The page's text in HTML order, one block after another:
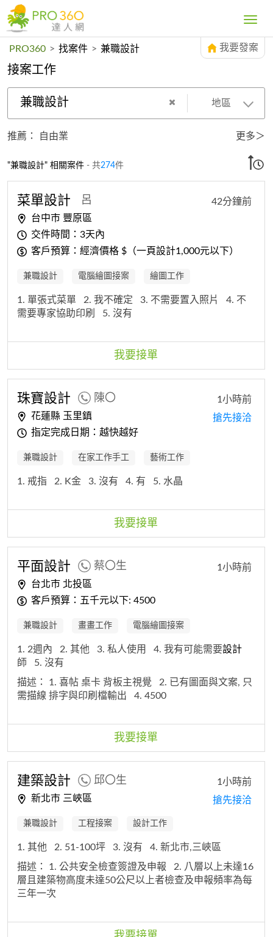
Toggle
PRO360 > 找案件 > 兼職設計 我要發案
接案工作
兼職設計 地區
推薦： 自由業 更多＞
"兼職設計" 相關案件 - 共274件
菜單設計 呂
台中市 豐原區
交件時間：3天內
客戶預算：經濟價格 $（一頁設計1,000元以下）
42分鐘前
兼職設計 電腦繪圖接案 繪圖工作
1. 單張式菜單 2. 我不確定 3. 不需要置入照片
4. 不
需要專家協助印刷
5. 沒有
我要接單
珠寶設計 陳〇
花蓮縣 玉里鎮
指定完成日期：越快越好
1小時前
搶先接洽
兼職設計 在家工作手工 藝術工作
1. 戒指 2. K金 3. 沒有 4. 有 5. 水晶
我要接單
平面設計 蔡〇生
台北市 北投區
客戶預算：五千元以下: 4500
1小時前
兼職設計 畫畫工作 電腦繪圖接案
1. 2週內 2. 其他 3. 私人使用 4. 我有可能需要設計
師
5. 沒有
描述： 1. 喜帖 桌卡 背板主視覺
2. 已有圖面與文案, 只
需描線 排字與印刷檔輸出
4. 4500
我要接單
建築設計 邱〇生
新北市 三峽區
1小時前
搶先接洽
兼職設計 工程接案 設計工作
1. 其他 2. 51-100坪 3. 沒有
4. 新北市,三峽區
描述： 1. 公共安全檢查簽證及申報
2. 八層以上未達16
層且建築物高度未達50公尺以上者檢查及申報頻率為每
三年一次